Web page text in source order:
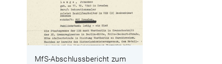
MfS-Abschlussbericht zum